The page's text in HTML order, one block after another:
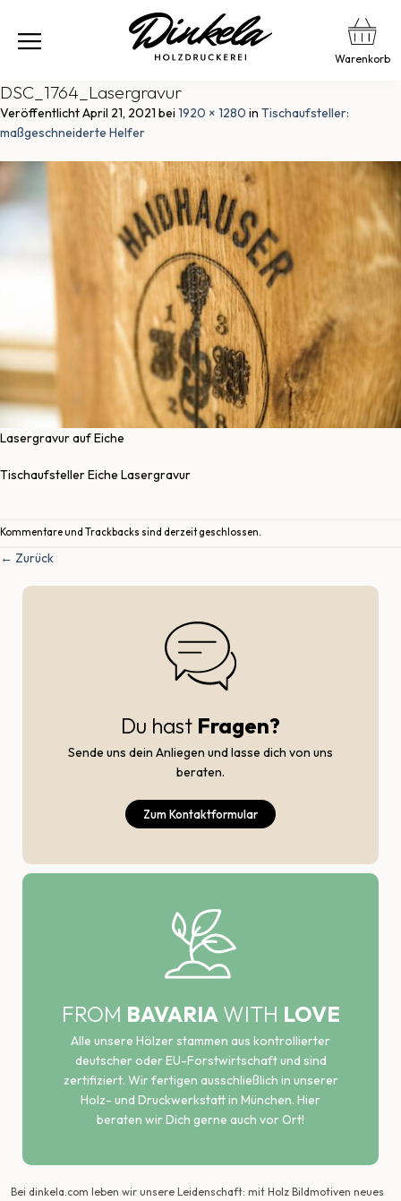
Warenkorb
DSC_1764_Lasergravur
VeröffentlichtApril 21, 2021 bei 1920 × 1280 in Tischaufsteller:
maßgeschneiderte Helfer
Lasergravur auf Eiche
Tischaufsteller Eiche Lasergravur
Kommentare und Trackbacks sind derzeit geschlossen.
← Zurück
Du hast Fragen?
Sende uns dein Anliegen und lasse dich von uns
beraten.
Zum Kontaktformular
FROM BAVARIAWITH LOVE
Alle unsere Hölzer stammen aus kontrollierter
deutscher oder EU-Forstwirtschaft und sind
zertifiziert. Wir fertigen ausschließlich in unserer
Holz- und Druckwerkstatt in München. Hier
beraten wir Dich gerne auch vor Ort!
Bei dinkela.com leben wir unsere Leidenschaft: mit Holz Bildmotiven neues